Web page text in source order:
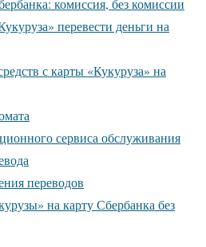
комиссия, без комиссии
перевести деньги на
с карты «Кукуруза» на
сервиса обслуживания
переводов
на карту Сбербанка без